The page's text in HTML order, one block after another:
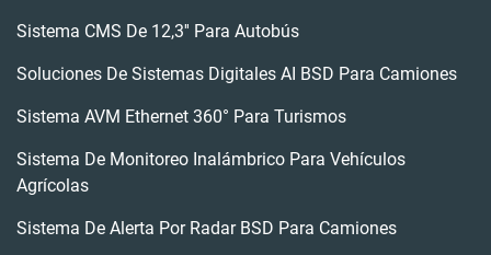
Sistema CMS De 12,3'' Para Autobús
Soluciones De Sistemas Digitales AI BSD Para Camiones
Sistema AVM Ethernet 360° Para Turismos
Sistema De Monitoreo Inalámbrico Para Vehículos
Agrícolas
Sistema De Alerta Por Radar BSD Para Camiones